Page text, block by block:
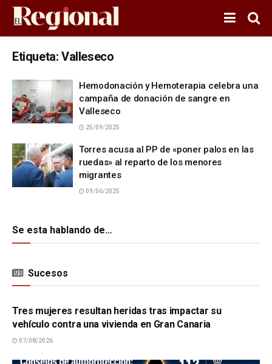
Etiqueta: Valleseco
Hemodonación y Hemoterapia celebra una
campaña de donación de sangre en
Valleseco
25/09/2025
Torres acusa al PP de «poner palos en las
ruedas» al reparto de los menores
migrantes
09/06/2025
Se esta hablando de…
Sucesos
SUCESOS
Tres mujeres resultan heridas tras impactar su
vehículo contra una vivienda en Gran Canaria
07/08/2026